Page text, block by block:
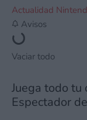
Actualidad
Avisos
Vaciar todo
Juega todo tu
Espectador